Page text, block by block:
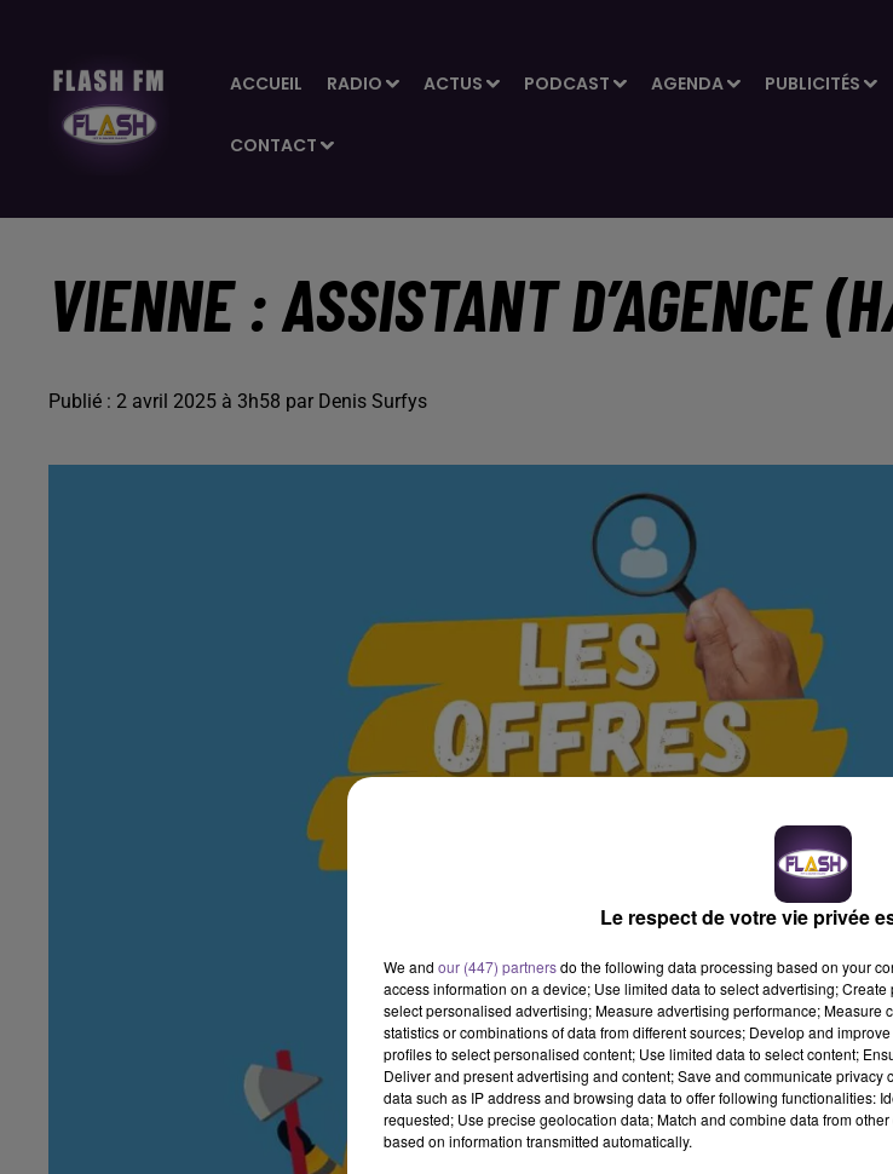
ACCUEIL RADIO ACTUS PODCAST AGENDA PUBLICITÉS
CONTACT
VIENNE : ASSISTANT D’AGENCE
Publié : 2 avril 2025 à 3h58 par Denis Surfys
Le respect de votre vie privée
We and our (447) partnersdo the following data processing based on your
access information on a device; Use limited data to select advertising;
select personalised advertising; Measure advertising performance; Measure
statistics or combinations of data from different sources; Develop and
profiles to select personalised content; Use limited data to select content;
Deliver and present advertising and content; Save and communicate
data such as IP address and browsing data to offer following functionalities:
requested; Use precise geolocation data; Match and combine data from
based on information transmitted automatically.